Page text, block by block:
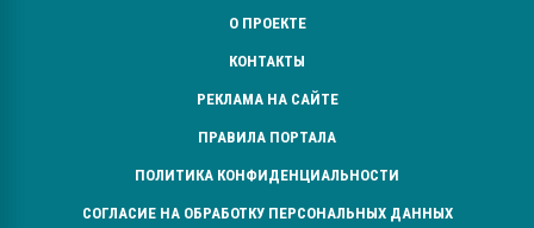
О ПРОЕКТЕ
КОНТАКТЫ
РЕКЛАМА НА САЙТЕ
ПРАВИЛА ПОРТАЛА
ПОЛИТИКА КОНФИДЕНЦИАЛЬНОСТИ
СОГЛАСИЕ НА ОБРАБОТКУ ПЕРСОНАЛЬНЫХ ДАННЫХ